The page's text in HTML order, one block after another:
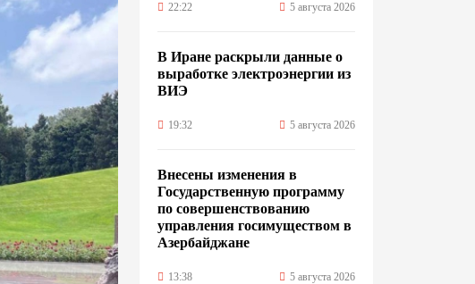
22:22 5 августа 2026
В Иране раскрыли данные о
выработке электроэнергии из
ВИЭ
19:32 5 августа 2026
Внесены изменения в
Государственную программу
по совершенствованию
управления госимуществом в
Азербайджане
13:38 5 августа 2026